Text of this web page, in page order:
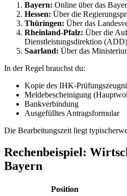
Bayern: Online über das
Hessen: Über die
Thüringen: Über das
Rheinland-Pfalz: Über die
Dienstleistungsdirektion (ADD)
Saarland: Über das
In der Regel brauchst du:
Kopie des IHK-
Meldebescheinigung
Bankverbindung
Ausgefülltes Antragsformular
Die Bearbeitungszeit liegt
Rechenbeispiel:
Bayern
Position